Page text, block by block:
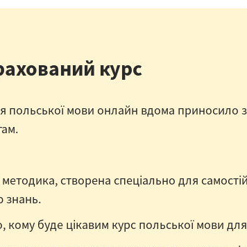
курс
польської мови онлайн вдома
методика, створена спеціально для
знань.
кому буде цікавим курс польської мови